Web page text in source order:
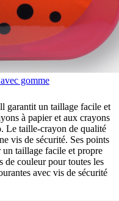
gomme
garantit un taillage facile et
à papier et aux crayons
Le taille-crayon de qualité
vis de sécurité. Ses points
taillage facile et propre
de couleur pour toutes les
avec vis de sécurité